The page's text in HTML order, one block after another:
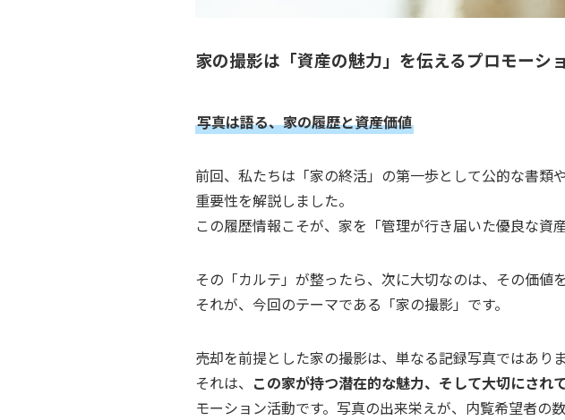
家の撮影は「資産の魅力」を伝えるプロモーシ
写真は語る、家の履歴と資産価値
前回、私たちは「家の終活」の第一歩として公的な書
重要性を解説しました。
この履歴情報こそが、家を「管理が行き届いた優良な資
その「カルテ」が整ったら、次に大切なのは、その価値
それが、今回のテーマである「家の撮影」です。
売却を前提とした家の撮影は、単なる記録写真ではありま
それは、 この家が持つ潜在的な魅力、そして大切にされ
モーション活動です。写真の出来栄えが、内覧希望者の